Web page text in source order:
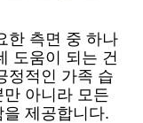
한 측면 중 하나
도움이 되는 건
정적인 가족 습
아니라 모든
제공합니다.